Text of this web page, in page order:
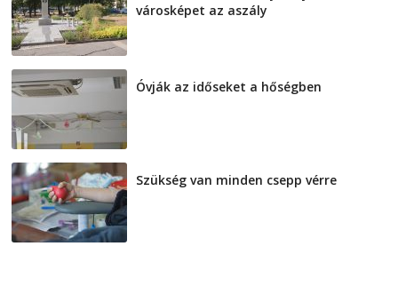
városképet az aszály
Óvják az időseket a hőségben
Szükség van minden csepp vérre